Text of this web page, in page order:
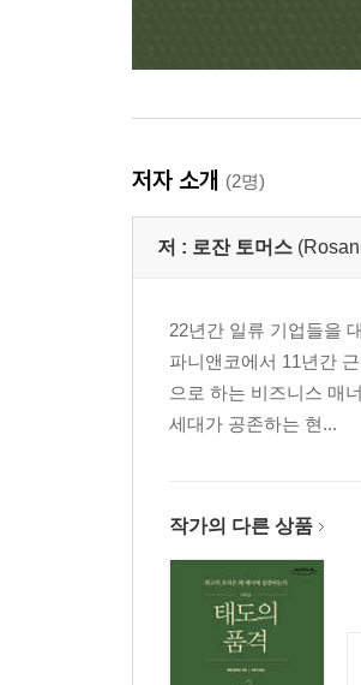
저자 소개 (2명)
저 : 로잔 토머스
22년간 일류 기업들을
파니앤코에서 11년간
으로 하는 비즈니스 매
세대가 공존하는 현...
작가의 다른 상품